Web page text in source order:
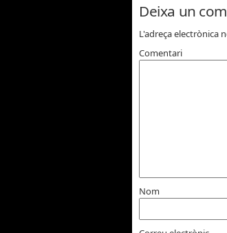
Deixa un
L'adreça electrònica
Comentari
Nom